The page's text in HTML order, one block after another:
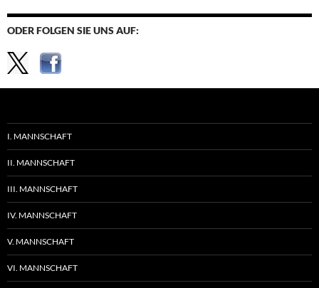
ODER FOLGEN SIE UNS AUF:
I. MANNSCHAFT
II. MANNSCHAFT
III. MANNSCHAFT
IV. MANNSCHAFT
V. MANNSCHAFT
VI. MANNSCHAFT